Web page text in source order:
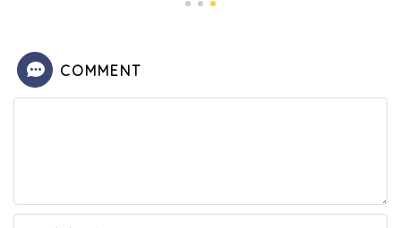
COMMENT